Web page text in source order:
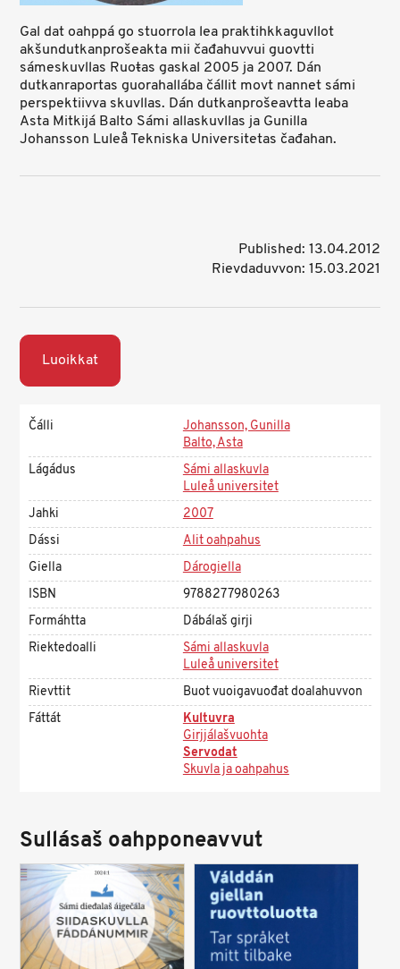
Gal dat oahppá go stuorrola lea praktihkkaguvllot
akšundutkanprošeakta mii čađahuvvui guovtti
sámeskuvllas Ruoŧas gaskal 2005 ja 2007. Dán
dutkanraportas guorahallába čállit movt nannet sámi
perspektiivva skuvllas. Dán dutkanprošeavtta leaba
Asta Mitkijá Balto Sámi allaskuvllas ja Gunilla
Johansson Luleå Tekniska Universitetas čađahan.
Published: 13.04.2012
Rievdaduvvon: 15.03.2021
Luoikkat
Čálli
Johansson, Gunilla
Balto, Asta
Lágádus
Sámi allaskuvla
Luleå universitet
Jahki
2007
Dássi
Alit oahpahus
Giella
Dárogiella
ISBN
9788277980263
Formáhtta
Dábálaš girji
Riektedoalli
Sámi allaskuvla
Luleå universitet
Rievttit
Buot vuoigavuođat doalahuvvon
Fáttát
Kultuvra
Girjjálašvuohta
Servodat
Skuvla ja oahpahus
Sullásaš oahpponeavvut